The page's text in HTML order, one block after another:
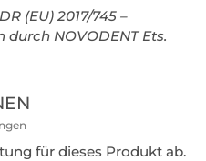
(EU) 2017/745 –
NOVODENT Ets.
für dieses Produkt ab.